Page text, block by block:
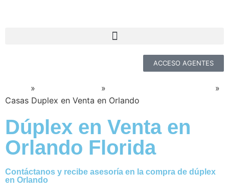
ACCESO AGENTES
» »
»
Casas Duplex en Venta en Orlando
Dúplex en Venta en
Orlando Florida
Contáctanos y recibe asesoría en la compra de dúplex
en Orlando